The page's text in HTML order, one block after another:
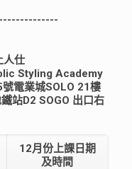
人仕
Styling Academy
電業城SOLO 21樓
站D2 SOGO 出口右
12月份上課日期
及時間